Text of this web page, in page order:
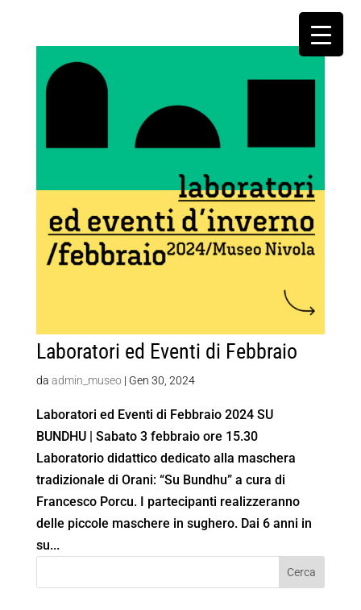
Laboratori ed Eventi di Febbraio
da admin_museo| Gen 30, 2024
Laboratori ed Eventi di Febbraio 2024 SU
BUNDHU | Sabato 3 febbraio ore 15.30
Laboratorio didattico dedicato alla maschera
tradizionale di Orani: “Su Bundhu” a cura di
Francesco Porcu. I partecipanti realizzeranno
delle piccole maschere in sughero. Dai 6 anni in
su...